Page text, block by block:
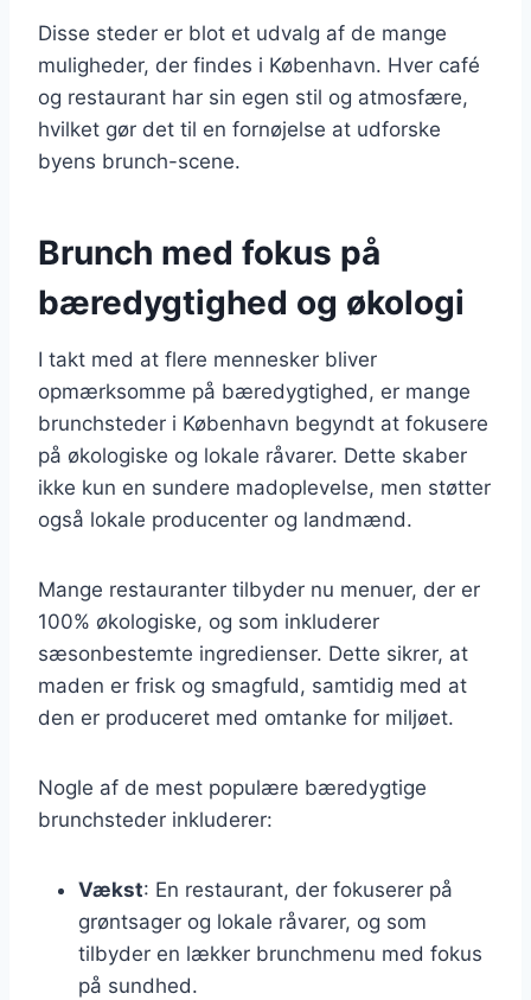
Disse steder er blot et udvalg af de mange
muligheder, der findes i København. Hver café
og restaurant har sin egen stil og atmosfære,
hvilket gør det til en fornøjelse at udforske
byens brunch-scene.
Brunch med fokus på
bæredygtighed og økologi
I takt med at flere mennesker bliver
opmærksomme på bæredygtighed, er mange
brunchsteder i København begyndt at fokusere
på økologiske og lokale råvarer. Dette skaber
ikke kun en sundere madoplevelse, men støtter
også lokale producenter og landmænd.
Mange restauranter tilbyder nu menuer, der er
100% økologiske, og som inkluderer
sæsonbestemte ingredienser. Dette sikrer, at
maden er frisk og smagfuld, samtidig med at
den er produceret med omtanke for miljøet.
Nogle af de mest populære bæredygtige
brunchsteder inkluderer:
Vækst: En restaurant, der fokuserer på
grøntsager og lokale råvarer, og som
tilbyder en lækker brunchmenu med fokus
på sundhed.